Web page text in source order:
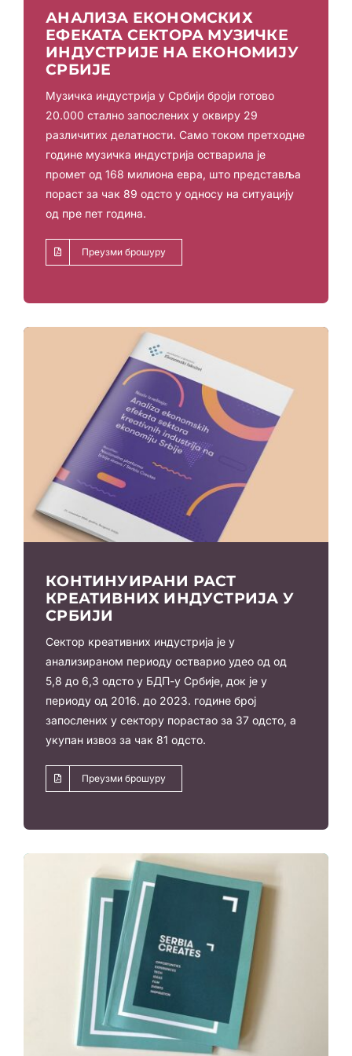
АНАЛИЗА ЕКОНОМСКИХ
ЕФЕКАТА СЕКТОРА МУЗИЧКЕ
ИНДУСТРИЈЕ НА ЕКОНОМИЈУ
СРБИЈЕ
Музичка индустрија у Србији броји готово
20.000 стално запослених у оквиру 29
различитих делатности. Само током претходне
године музичка индустрија остварила је
промет од 168 милиона евра, што представља
пораст за чак 89 одсто у односу на ситуацију
од пре пет година.
Преузми брошуру
КОНТИНУИРАНИ РАСТ
КРЕАТИВНИХ ИНДУСТРИЈА У
СРБИЈИ
Сектор креативних индустрија је у
анализираном периоду остварио удео од од
5,8 до 6,3 одсто у БДП-у Србије, док је у
периоду од 2016. до 2023. године број
запослених у сектору порастао за 37 одсто, а
укупан извоз за чак 81 одсто.
Преузми брошуру